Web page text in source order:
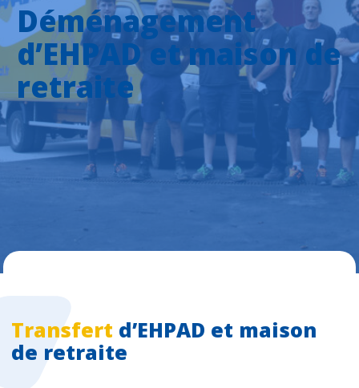
Déménagement
d’EHPAD et maison de
retraite
Transfert d’EHPAD et maison
de retraite